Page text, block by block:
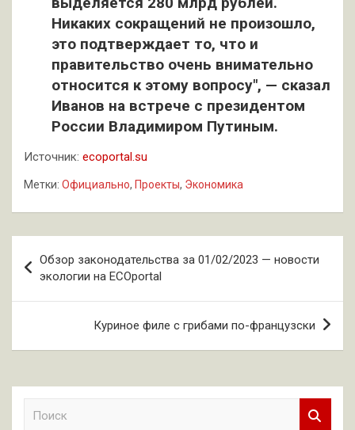
Никаких сокращений не произошло,
это подтверждает то, что и
правительство очень внимательно
относится к этому вопросу", — сказал
Иванов на встрече с президентом
России Владимиром Путиным.
Источник: ecoportal.su
Метки: Официально, Проекты, Экономика
по
записям
Обзор законодательства за 01/02/2023 — новости
экологии на ECOportal
Куриное филе с грибами по-французски